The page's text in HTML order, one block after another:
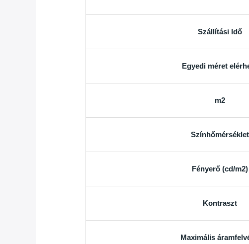
Szállítási Idő
Egyedi méret
m2
Színhőmérséklet
Fényerő (cd/m2)
Kontraszt
Maximális